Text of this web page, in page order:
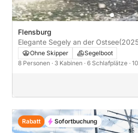
Flensburg
Elegante Segely an der Ostsee
Ohne Skipper
Segelboot
8 Personen · 3 Kabinen · 6 Schlafplätze ·
Rabatt Sofortbuchung